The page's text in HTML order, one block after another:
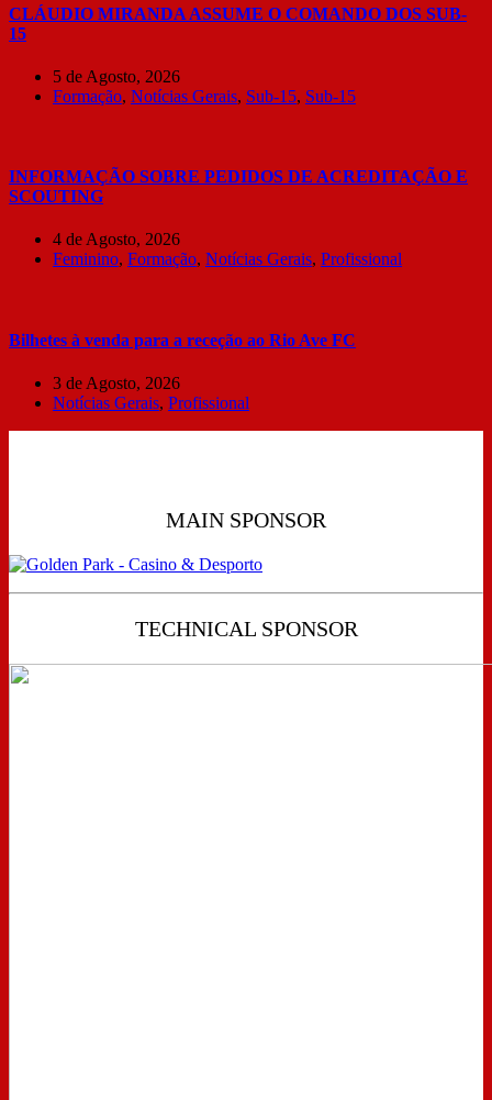
CLÁUDIO MIRANDA ASSUME O COMANDO DOS SUB-
15
5 de Agosto, 2026
Formação, Notícias Gerais, Sub-15, Sub-15
INFORMAÇÃO SOBRE PEDIDOS DE ACREDITAÇÃO E
SCOUTING
4 de Agosto, 2026
Feminino, Formação, Notícias Gerais, Profissional
Bilhetes à venda para a receção ao Rio Ave FC
3 de Agosto, 2026
Notícias Gerais, Profissional
MAIN SPONSOR
TECHNICAL SPONSOR